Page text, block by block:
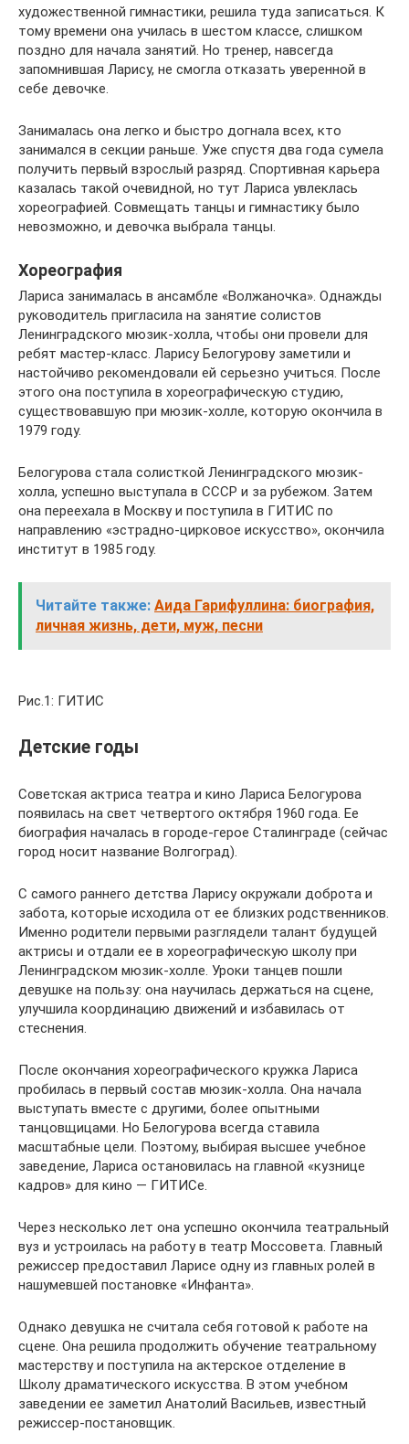
художественной гимнастики, решила туда записаться. К
тому времени она училась в шестом классе, слишком
поздно для начала занятий. Но тренер, навсегда
запомнившая Ларису, не смогла отказать уверенной в
себе девочке.
Занималась она легко и быстро догнала всех, кто
занимался в секции раньше. Уже спустя два года сумела
получить первый взрослый разряд. Спортивная карьера
казалась такой очевидной, но тут Лариса увлеклась
хореографией. Совмещать танцы и гимнастику было
невозможно, и девочка выбрала танцы.
Хореография
Лариса занималась в ансамбле «Волжаночка». Однажды
руководитель пригласила на занятие солистов
Ленинградского мюзик-холла, чтобы они провели для
ребят мастер-класс. Ларису Белогурову заметили и
настойчиво рекомендовали ей серьезно учиться. После
этого она поступила в хореографическую студию,
существовавшую при мюзик-холле, которую окончила в
1979 году.
Белогурова стала солисткой Ленинградского мюзик-
холла, успешно выступала в СССР и за рубежом. Затем
она переехала в Москву и поступила в ГИТИС по
направлению «эстрадно-цирковое искусство», окончила
институт в 1985 году.
Читайте также: Аида Гарифуллина: биография,
личная жизнь, дети, муж, песни
Рис.1: ГИТИС
Детские годы
Советская актриса театра и кино Лариса Белогурова
появилась на свет четвертого октября 1960 года. Ее
биография началась в городе-герое Сталинграде (сейчас
город носит название Волгоград).
С самого раннего детства Ларису окружали доброта и
забота, которые исходила от ее близких родственников.
Именно родители первыми разглядели талант будущей
актрисы и отдали ее в хореографическую школу при
Ленинградском мюзик-холле. Уроки танцев пошли
девушке на пользу: она научилась держаться на сцене,
улучшила координацию движений и избавилась от
стеснения.
После окончания хореографического кружка Лариса
пробилась в первый состав мюзик-холла. Она начала
выступать вместе с другими, более опытными
танцовщицами. Но Белогурова всегда ставила
масштабные цели. Поэтому, выбирая высшее учебное
заведение, Лариса остановилась на главной «кузнице
кадров» для кино — ГИТИСе.
Через несколько лет она успешно окончила театральный
вуз и устроилась на работу в театр Моссовета. Главный
режиссер предоставил Ларисе одну из главных ролей в
нашумевшей постановке «Инфанта».
Однако девушка не считала себя готовой к работе на
сцене. Она решила продолжить обучение театральному
мастерству и поступила на актерское отделение в
Школу драматического искусства. В этом учебном
заведении ее заметил Анатолий Васильев, известный
режиссер-постановщик.